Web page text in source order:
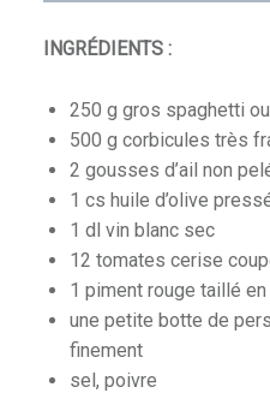
INGRÉDIENTS :
250 g gros spaghetti
500 g corbicules très
2 gousses d’ail non
1 cs huile d’olive
1 dl vin blanc sec
12 tomates cerise
1 piment rouge taillé
une petite botte de
finement
sel, poivre